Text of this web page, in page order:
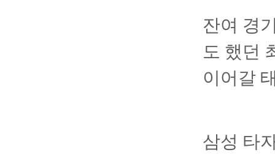
잔여 경
도 했던
이어갈
삼성 타